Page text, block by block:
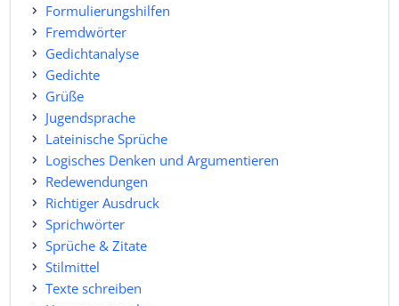
Formulierungshilfen
Fremdwörter
Gedichtanalyse
Gedichte
Grüße
Jugendsprache
Lateinische Sprüche
Logisches Denken und Argumentieren
Redewendungen
Richtiger Ausdruck
Sprichwörter
Sprüche & Zitate
Stilmittel
Texte schreiben